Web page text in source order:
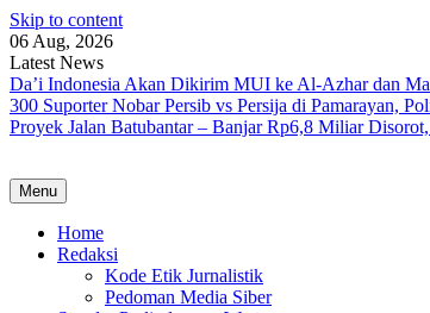
Skip to content
06 Aug, 2026
Latest News
Da’i Indonesia Akan Dikirim MUI ke Al-Azhar dan
300 Suporter Nobar Persib vs Persija di Pamarayan,
Proyek Jalan Batubantar – Banjar Rp6,8 Miliar
Menu
Home
Redaksi
Kode Etik Jurnalistik
Pedoman Media Siber